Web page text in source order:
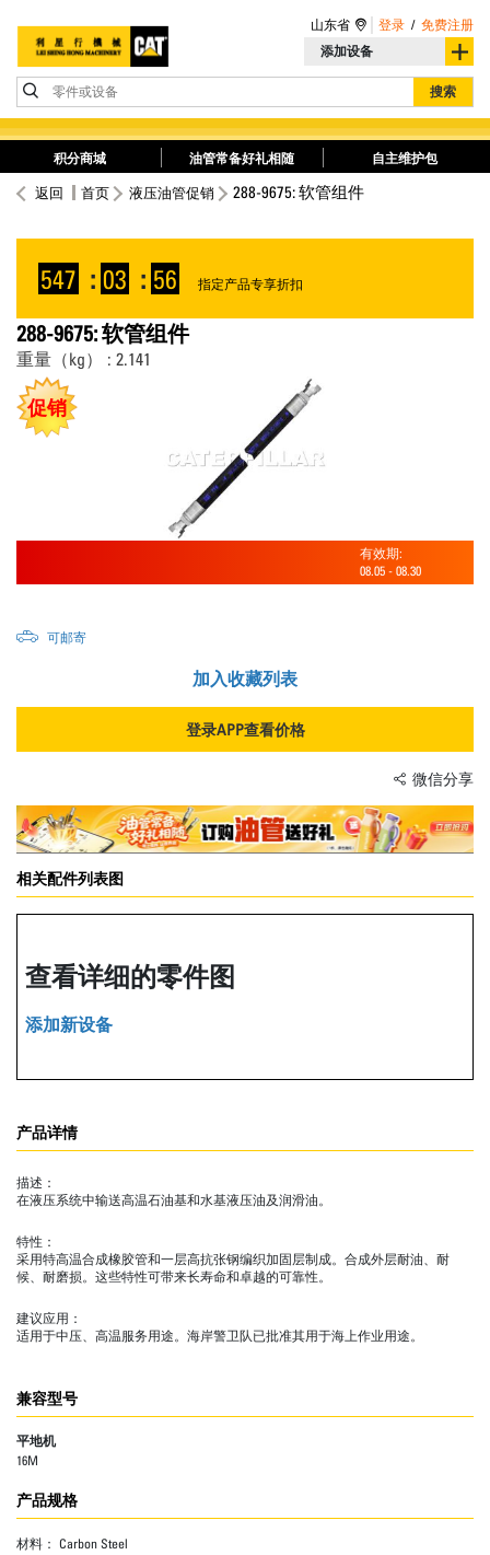
添加设备
零件或设备 搜索
山东省 登录 / 免费注册
积分商城 油管常备好礼相随 自主维护包
返回 首页 液压油管促销 288-9675: 软管组件
547 : 03 : 56 指定产品专享折扣
288-9675: 软管组件
重量（kg） : 2.141
促销
有效期:
08.05 - 08.30
可邮寄
加入收藏列表
登录APP查看价格
微信分享
相关配件列表图
查看详细的零件图
添加新设备
产品详情
描述：
在液压系统中输送高温石油基和水基液压油及润滑油。
特性：
采用特高温合成橡胶管和一层高抗张钢编织加固层制成。合成外层耐油、耐
候、耐磨损。这些特性可带来长寿命和卓越的可靠性。
建议应用：
适用于中压、高温服务用途。海岸警卫队已批准其用于海上作业用途。
兼容型号
平地机
16M
产品规格
材料： Carbon Steel